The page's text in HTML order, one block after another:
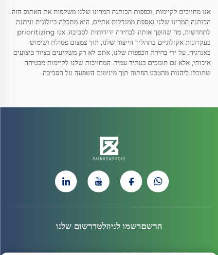
אנו מחויבים לקיימות, וכפפות הכותנה המרינו שלנו משקפות את האתוס הזה.
הכותנה המרינו שלנו נאספת ממגדלים אתיים, היא מתכלה ביולוגית וניתנת
לתחדשות, מה שהופך אותה לבחירה ידידותית לסביבה. אנו prioritizing
בעקרונות אקולוגיים בתהליך הייצור שלנו, תוך צמצום פסולת ושימוש
באנרגיה. על ידי בחירת הכפפות שלנו, אתם לא רק משקיעים בציוד ביצועים
איכותי, אלא גם תומכים בעתיד עמיד. המחויבות שלנו לקיימות מבטיחה
שתוכלו ליהנות מהטבע הפתוח תוך מינימום השפעה על הסביבה.
הרשםרשמו לניוזלטררשום שלנו